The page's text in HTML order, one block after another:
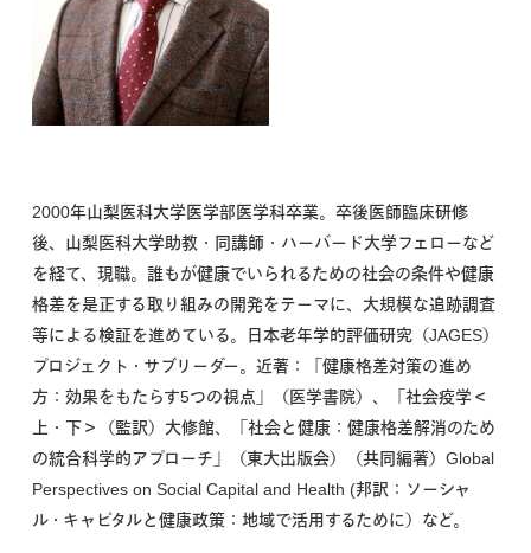
2000年山梨医科大学医学部医学科卒業。卒後医師臨床研修
後、山梨医科大学助教・同講師・ハーバード大学フェローなど
を経て、現職。誰もが健康でいられるための社会の条件や健康
格差を是正する取り組みの開発をテーマに、大規模な追跡調査
等による検証を進めている。日本老年学的評価研究（JAGES）
プロジェクト・サブリーダー。近著：「健康格差対策の進め
方：効果をもたらす5つの視点」（医学書院）、「社会疫学＜
上・下＞（監訳）大修館、「社会と健康：健康格差解消のため
の統合科学的アプローチ」（東大出版会）（共同編著）Global
Perspectives on Social Capital and Health (邦訳：ソーシャ
ル・キャピタルと健康政策：地域で活用するために）など。